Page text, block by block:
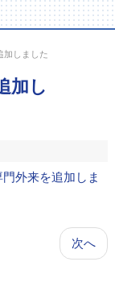
加しました
加し
外来を追加しま
次へ